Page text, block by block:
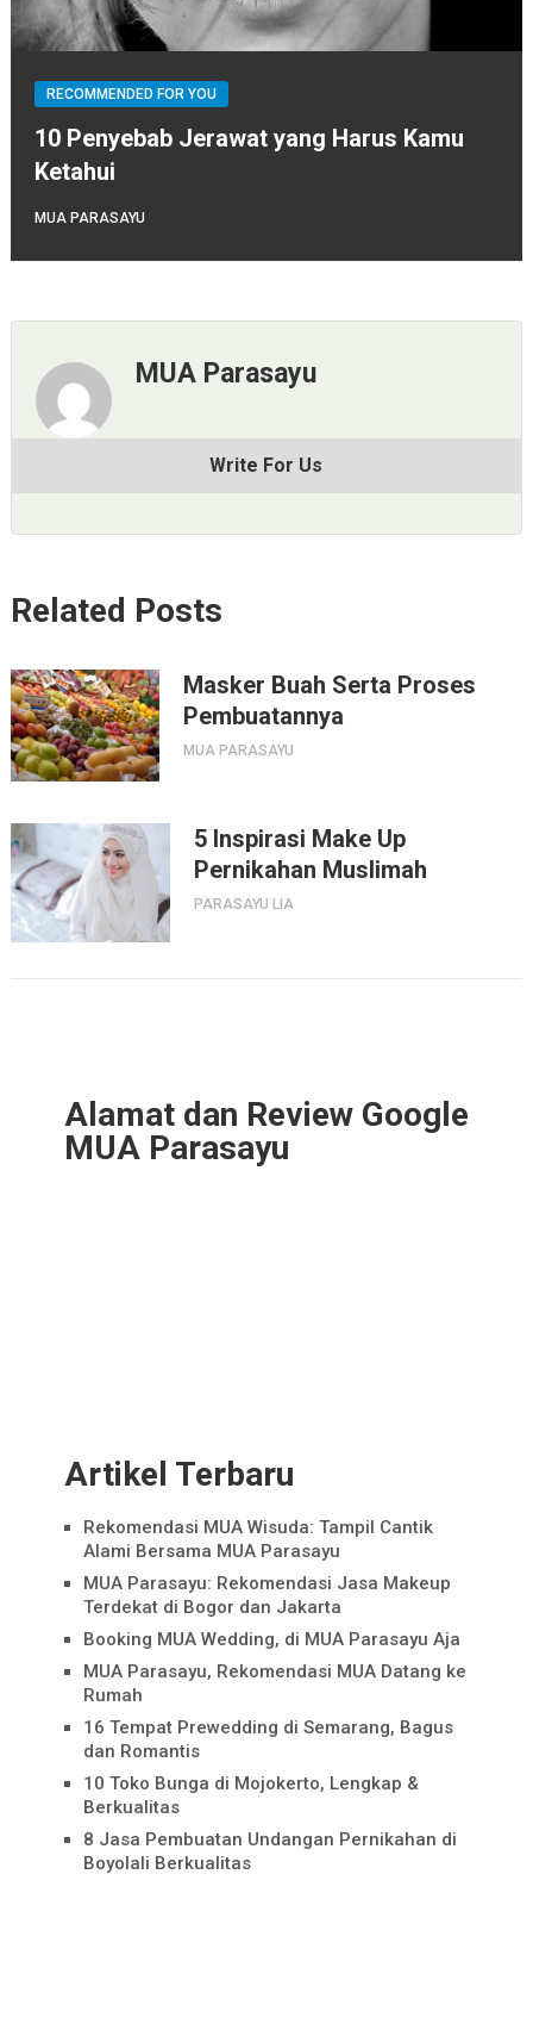
RECOMMENDED FOR YOU
10 Penyebab Jerawat yang Harus Kamu
Ketahui
MUA PARASAYU
MUA Parasayu
Write For Us
Related Posts
Masker Buah Serta Proses
Pembuatannya
MUA PARASAYU
5 Inspirasi Make Up
Pernikahan Muslimah
PARASAYU LIA
Alamat dan Review Google
MUA Parasayu
Artikel Terbaru
Rekomendasi MUA Wisuda: Tampil Cantik
Alami Bersama MUA Parasayu
MUA Parasayu: Rekomendasi Jasa Makeup
Terdekat di Bogor dan Jakarta
Booking MUA Wedding, di MUA Parasayu Aja
MUA Parasayu, Rekomendasi MUA Datang ke
Rumah
16 Tempat Prewedding di Semarang, Bagus
dan Romantis
10 Toko Bunga di Mojokerto, Lengkap &
Berkualitas
8 Jasa Pembuatan Undangan Pernikahan di
Boyolali Berkualitas